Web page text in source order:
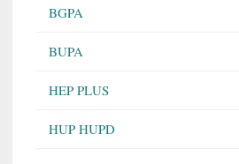
BGPA
BUPA
HEP PLUS
HUP HUPD